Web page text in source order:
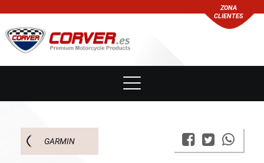
ZONA
CLIENTES
GARMIN